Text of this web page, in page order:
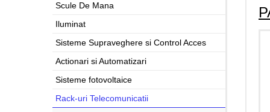
Scule De Mana
Iluminat
Sisteme Supraveghere si Control Acces
Actionari si Automatizari
Sisteme fotovoltaice
Rack-uri Telecomunicatii